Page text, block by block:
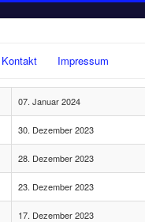
Kontakt Impressum
07. Januar 2024
30. Dezember 2023
28. Dezember 2023
23. Dezember 2023
17. Dezember 2023